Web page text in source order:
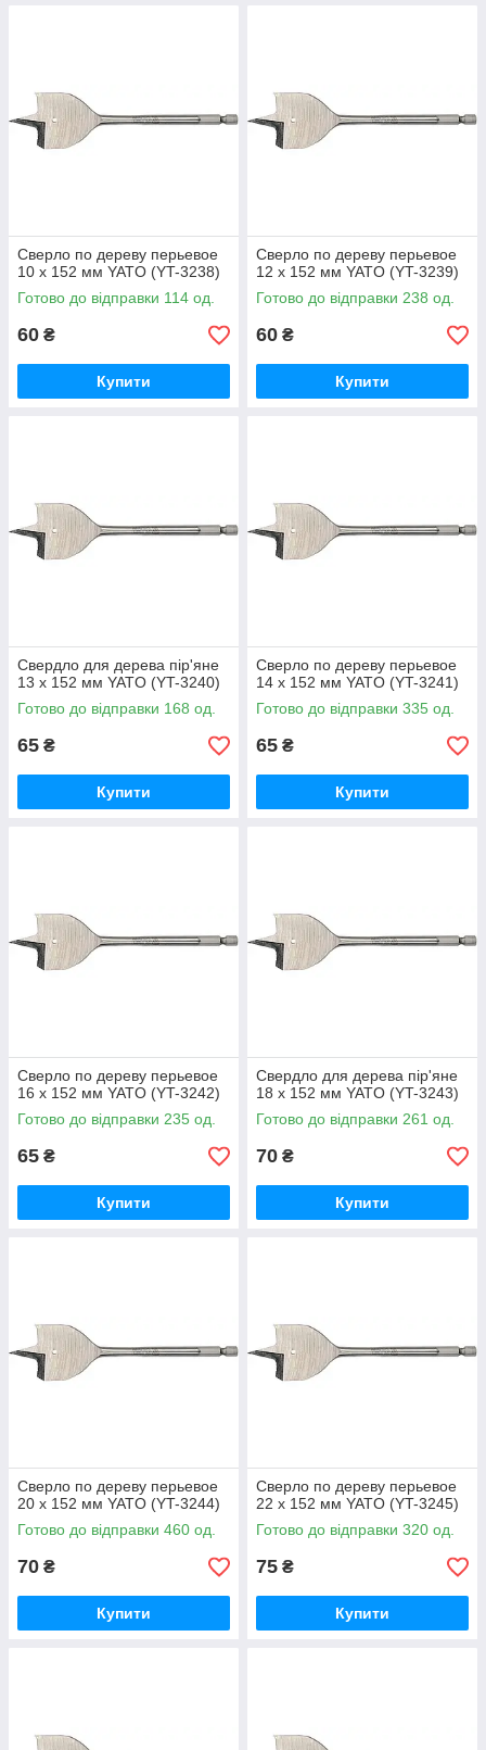
Сверло по дереву перьевое
10 х 152 мм YATO (YT-3238)
Готово до відправки 114 од.
60 ₴
Купити
Сверло по дереву перьевое
12 х 152 мм YATO (YT-3239)
Готово до відправки 238 од.
60 ₴
Купити
Свердло для дерева пір'яне
13 х 152 мм YATO (YT-3240)
Готово до відправки 168 од.
65 ₴
Купити
Сверло по дереву перьевое
14 х 152 мм YATO (YT-3241)
Готово до відправки 335 од.
65 ₴
Купити
Сверло по дереву перьевое
16 х 152 мм YATO (YT-3242)
Готово до відправки 235 од.
65 ₴
Купити
Свердло для дерева пір'яне
18 х 152 мм YATO (YT-3243)
Готово до відправки 261 од.
70 ₴
Купити
Сверло по дереву перьевое
20 х 152 мм YATO (YT-3244)
Готово до відправки 460 од.
70 ₴
Купити
Сверло по дереву перьевое
22 х 152 мм YATO (YT-3245)
Готово до відправки 320 од.
75 ₴
Купити